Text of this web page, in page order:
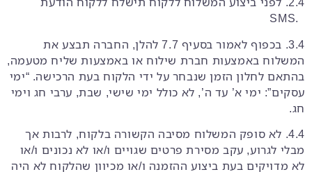
.SMS
3.4. בכפוף לאמור בסעיף ‎7.7 להלן, החברה תבצע את
המשלוח באמצעות חברת שילוח או באמצעות שליח מטעמה,
בהתאם לחלון הזמן שנבחר על ידי הלקוח בעת הרכישה. “ימי
עסקים”: ימי א’ עד ה’, לא כולל ימי שישי, שבת, ערבי חג וימי
חג.
4.4. לא סופק המשלוח מסיבה הקשורה בלקוח, לרבות אך
מבלי לגרוע, עקב מסירת פרטים שגויים ו/או לא נכונים ו/או
לא מדויקים בעת ביצוע ההזמנה ו/או מכיוון שהלקוח לא היה